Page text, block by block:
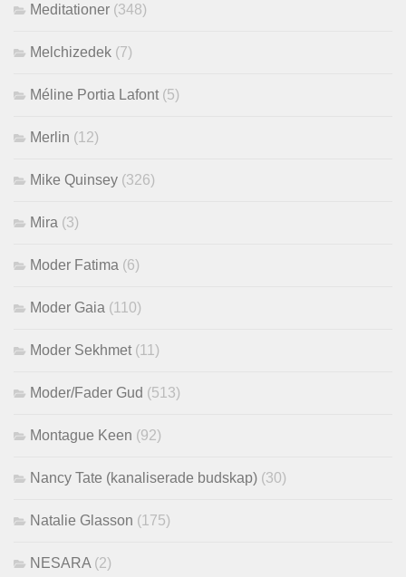
Meditationer (348)
Melchizedek (7)
Méline Portia Lafont (5)
Merlin (12)
Mike Quinsey (326)
Mira (3)
Moder Fatima (6)
Moder Gaia (110)
Moder Sekhmet (11)
Moder/Fader Gud (513)
Montague Keen (92)
Nancy Tate (kanaliserade budskap) (30)
Natalie Glasson (175)
NESARA (2)